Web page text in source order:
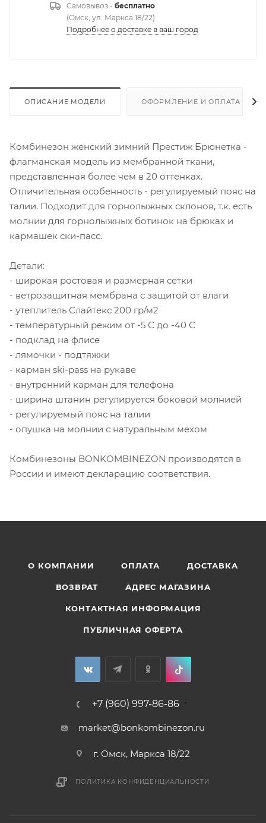
Самовывоз - бесплатно
(Омск, ул. Маркса 18/22)
Подробнее о доставке в ваш город
ОПИСАНИЕ МОДЕЛИ ОФОРМЛЕНИЕ И ОПЛАТА
Комбинезон женский зимний Престиж Брюнетка -
флагманская модель из мембранной ткани,
представленная более чем в 20 оттенках.
Отличительная особенность - регулируемый пояс на
талии. Подходит для горнолыжных склонов, т.к. есть
молнии для горнолыжных ботинок на брюках и
кармашек ски-пасс.
Детали:
- широкая ростовая и размерная сетки
- ветрозащитная мембрана с защитой от влаги
- утеплитель Слайтекс 200 гр/м2
- температурный режим от -5 С до -40 С
- подклад на флисе
- лямочки - подтяжки
- карман ski-pass на рукаве
- внутренний карман для телефона
- ширина штанин регулируется боковой молнией
- регулируемый пояс на талии
- опушка на молнии с натуральным мехом
Комбинезоны BONKOMBINEZON производятся в
России и имеют декларацию соответствия.
О КОМПАНИИ ОПЛАТА ДОСТАВКА
ВОЗВРАТ АДРЕС МАГАЗИНА
КОНТАКТНАЯ ИНФОРМАЦИЯ
ПУБЛИЧНАЯ ОФЕРТА
+7 (960) 997-86-86
market@bonkombinezon.ru
г. Омск, Маркса 18/22
ПОЛИТИКА КОНФИДЕНЦИАЛЬНОСТИ